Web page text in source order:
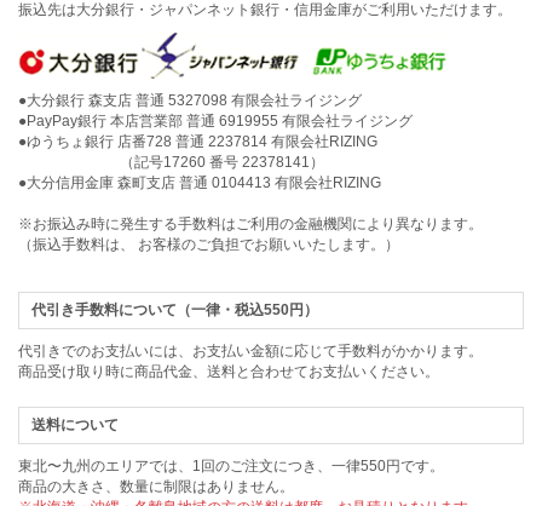
振込先は大分銀行・ジャパンネット銀行・信用金庫がご利用いただけます。
●大分銀行 森支店 普通 5327098 有限会社ライジング
●PayPay銀行 本店営業部 普通 6919955 有限会社ライジング
●ゆうちょ銀行 店番728 普通 2237814 有限会社RIZING
（記号17260 番号 22378141）
●大分信用金庫 森町支店 普通 0104413 有限会社RIZING
※お振込み時に発生する手数料はご利用の金融機関により異なります。
（振込手数料は、 お客様のご負担でお願いいたします。）
代引き手数料について（一律・税込550円）
代引きでのお支払いには、お支払い金額に応じて手数料がかかります。
商品受け取り時に商品代金、送料と合わせてお支払いください。
送料について
東北〜九州のエリアでは、1回のご注文につき、一律550円です。
商品の大きさ、数量に制限はありません。